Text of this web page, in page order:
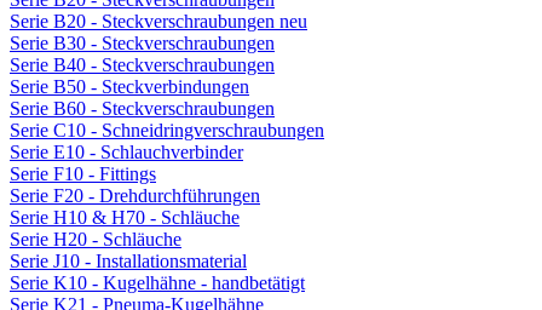
Serie B20 - Steckverschraubungen neu
Serie B30 - Steckverschraubungen
Serie B40 - Steckverschraubungen
Serie B50 - Steckverbindungen
Serie B60 - Steckverschraubungen
Serie C10 - Schneidringverschraubungen
Serie E10 - Schlauchverbinder
Serie F10 - Fittings
Serie F20 - Drehdurchführungen
Serie H10 & H70 - Schläuche
Serie H20 - Schläuche
Serie J10 - Installationsmaterial
Serie K10 - Kugelhähne - handbetätigt
Serie K21 - Pneuma-Kugelhähne